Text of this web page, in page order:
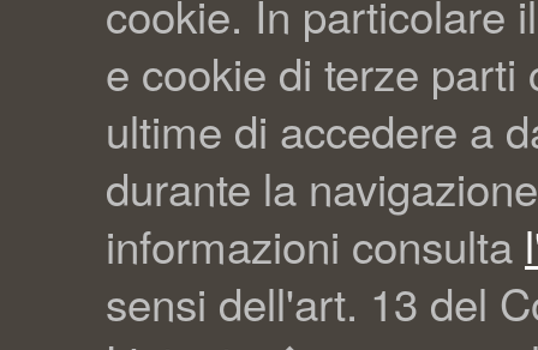
cookie. In particolare
e cookie di terze parti
ultime di accedere a
durante la
informazioni consulta
sensi dell'art. 13 del